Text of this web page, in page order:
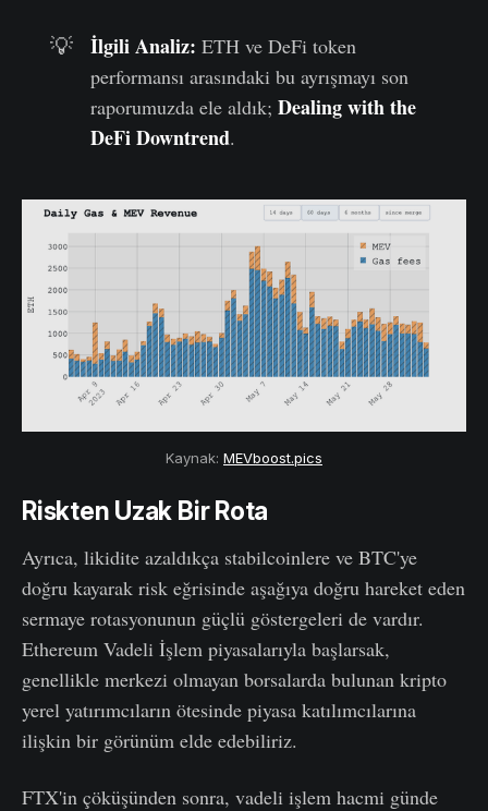
💡 İlgili Analiz: ETH ve DeFi token
performansı arasındaki bu ayrışmayı son
raporumuzda ele aldık;Dealing with the
DeFi Downtrend.
Kaynak: MEVboost.pics
Riskten Uzak Bir Rota
Ayrıca, likidite azaldıkça stabilcoinlere ve BTC'ye
doğru kayarak risk eğrisinde aşağıya doğru hareket eden
sermaye rotasyonunun güçlü göstergeleri de vardır.
Ethereum Vadeli İşlem piyasalarıyla başlarsak,
genellikle merkezi olmayan borsalarda bulunan kripto
yerel yatırımcıların ötesinde piyasa katılımcılarına
ilişkin bir görünüm elde edebiliriz.
FTX'in çöküşünden sonra, vadeli işlem hacmi günde